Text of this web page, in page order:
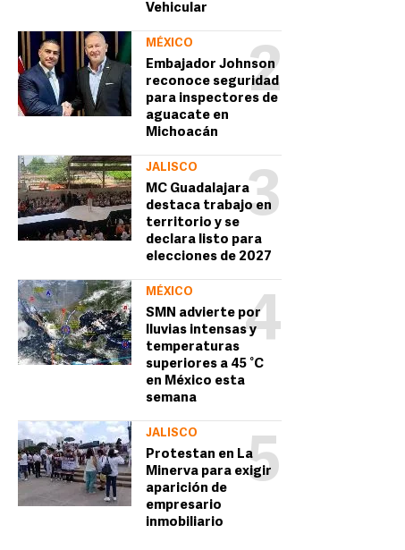
Vehicular
2
MÉXICO
Embajador Johnson
reconoce seguridad
para inspectores de
aguacate en
Michoacán
3
JALISCO
MC Guadalajara
destaca trabajo en
territorio y se
declara listo para
elecciones de 2027
4
MÉXICO
SMN advierte por
lluvias intensas y
temperaturas
superiores a 45 °C
en México esta
semana
5
JALISCO
Protestan en La
Minerva para exigir
aparición de
empresario
inmobiliario